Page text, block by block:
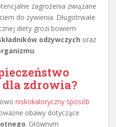
zagrożenia związane
do żywienia. Długotrwałe
diety grozi bowiem
odżywczych oraz
.
zdrowia?
niskokaloryczny sposób
obawy dotyczące
. Głównym